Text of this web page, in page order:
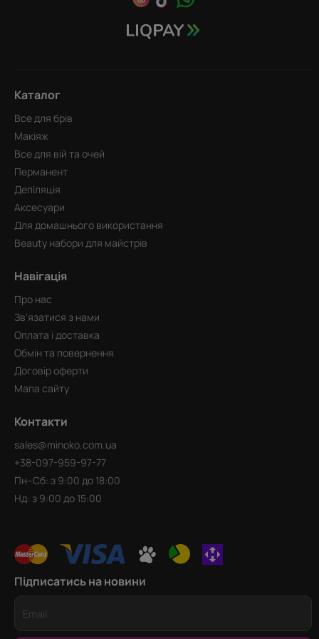
Каталог
Все для брів
Макіяж
Все для вій та очей
Перманент
Депіляція
Аксесуари
Для домашнього використання
Beauty набори для майстрів
Навігація
Про нас
Зв'язатися з нами
Оплата і доставка
Обмін та повернення
Договір оферти
Мапа сайту
Контакти
sales@minoko.com.ua
+38-097-959-97-77
Пн–Сб: з 9:00 до 18:00
Нд: з 9:00 до 15:00
Підписатись на новини